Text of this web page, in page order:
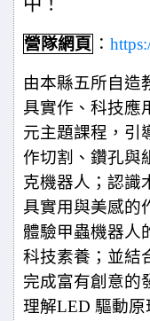
營隊網頁 ：
由本縣五所自造
具實作、科技應
元主題課程，引
作切割、鑽孔與
克機器人；認識
具實用與美感的
體驗甲蟲機器人
科技素養；並結
完成富有創意的
理解LED 驅動